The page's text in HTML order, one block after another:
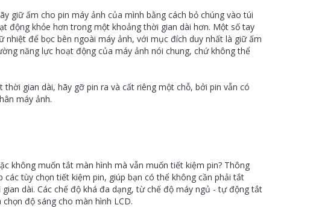
giữ ấm cho pin máy ảnh của mình bằng cách bỏ chúng vào túi
động khỏe hơn trong một khoảng thời gian dài hơn. Một số tay
nhiệt để bọc bên ngoài máy ảnh, với mục đích duy nhất là giữ ấm
năng lực hoạt động của máy ảnh nói chung, chứ không thể
gian dài, hãy gỡ pin ra và cất riêng một chỗ, bởi pin vẫn có
máy ảnh.
không muốn tắt màn hình mà vẫn muốn tiết kiệm pin? Thông
tùy chọn tiết kiệm pin, giúp bạn có thể không cần phải tắt
dài. Các chế độ khá đa dạng, từ chế độ máy ngủ - tự động tắt
chọn độ sáng cho màn hình LCD.